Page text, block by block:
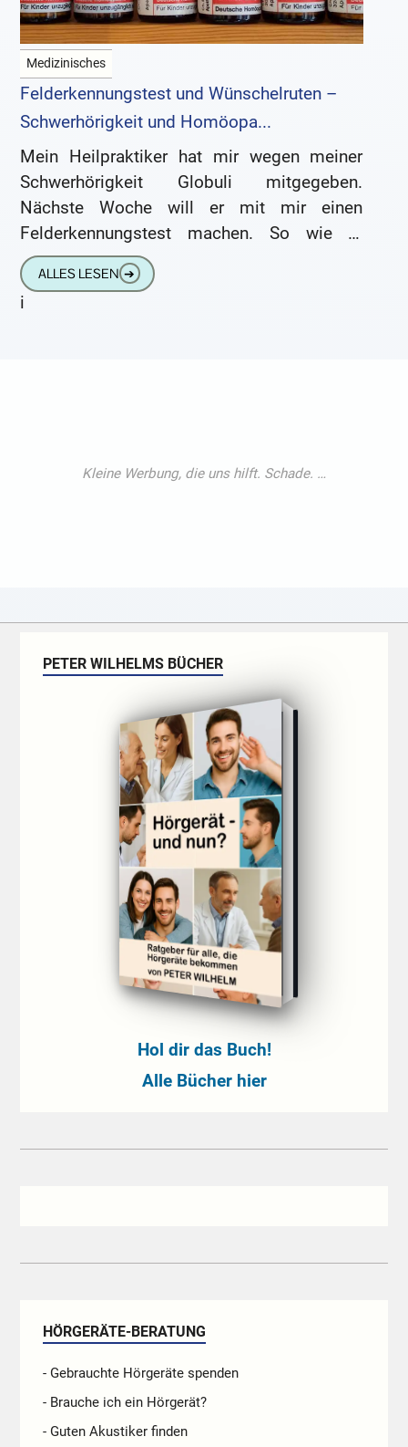
Medizinisches
Felderkennungstest und Wünschelruten –
Schwerhörigkeit und Homöopa...
Mein Heilpraktiker hat mir wegen meiner
Schwerhörigkeit Globuli mitgegeben.
Nächste Woche will er mit mir einen
Felderkennungstest machen. So wie er
erklärt, hält er die Diagnose des HNO-Arztes
(Prebysakusis) für
ALLES LESEN ➔
i
PETER WILHELMS BÜCHER
Hol dir das Buch!
Alle Bücher hier
HÖRGERÄTE-BERATUNG
- Gebrauchte Hörgeräte spenden
- Brauche ich ein Hörgerät?
- Guten Akustiker finden